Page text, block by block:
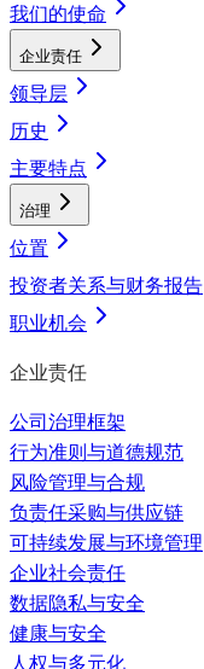
我们的使命
企业责任
领导层
历史
主要特点
治理
位置
投资者关系与财务报告
职业机会
企业责任
公司治理框架
行为准则与道德规范
风险管理与合规
负责任采购与供应链
可持续发展与环境管理
企业社会责任
数据隐私与安全
健康与安全
人权与多元化